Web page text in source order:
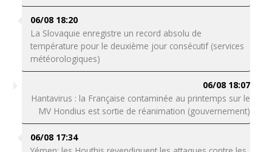
06/08 18:20
La Slovaquie enregistre un record absolu de
température pour le deuxième jour consécutif (services
météorologiques)
06/08 18:07
Hantavirus : la Française contaminée au printemps sur le
MV Hondius est sortie de réanimation (gouvernement)
06/08 17:34